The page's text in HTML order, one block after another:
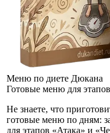
Меню по диете Дюкана
Готовые меню для
Не знаете, что
готовые меню по дням:
для этапов «Атака» и